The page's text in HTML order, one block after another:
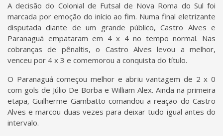
A decisão do Colonial de Futsal de Nova Roma do Sul foi
marcada por emoção do início ao fim. Numa final eletrizante
disputada diante de um grande público, Castro Alves e
Paranaguá empataram em 4 x 4 no tempo normal. Nas
cobranças de pênaltis, o Castro Alves levou a melhor,
venceu por 4 x 3 e comemorou a conquista do título.
O Paranaguá começou melhor e abriu vantagem de 2 x 0
com gols de Júlio De Borba e William Alex. Ainda na primeira
etapa, Guilherme Gambatto comandou a reação do Castro
Alves e marcou duas vezes para deixar tudo igual antes do
intervalo.